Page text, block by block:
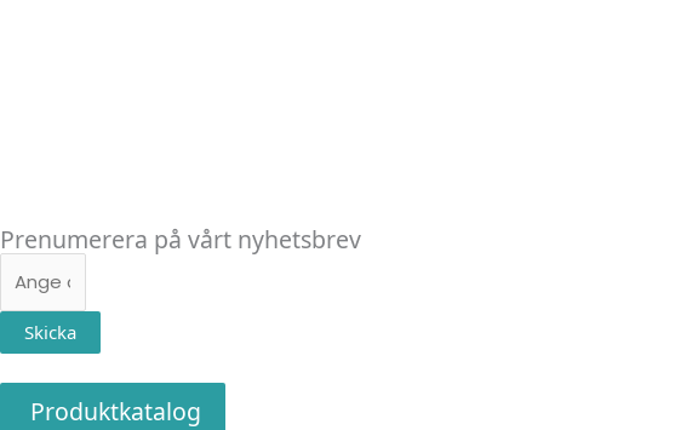
Prenumerera på vårt nyhetsbrev
E-
post
Skicka
Produktkatalog